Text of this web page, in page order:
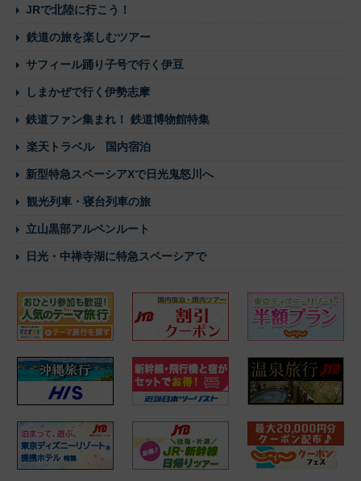
JRで北陸に行こう！
鉄道の旅を楽しむツアー
サフィール踊り子号で行く伊豆
しまかぜで行く伊勢志摩
鉄道ファン集まれ！ 鉄道博物館特集
楽天トラベル 国内宿泊
新型特急スペーシアXで日光鬼怒川へ
観光列車・寝台列車の旅
立山黒部アルペンルート
日光・中禅寺湖に特急スペーシアで